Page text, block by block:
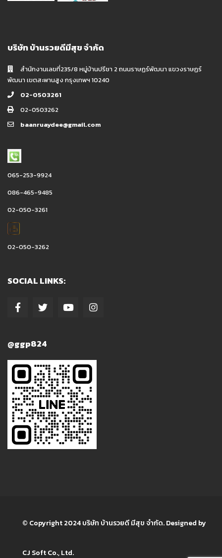
บริษัท บ้านรวยดีมีสุข จำกัด
สำนักงานเลขที่235/8 หมู่บ้านปรีชา 2 ถนนราษฏร์พัฒนา แขวงราษฏร์
พัฒนา เขตสะพานสูง กรุงเทพฯ 10240
02-0503261
02-0503262
baanruaydee@gmail.com
065-253-9924
086-465-9485
02-050-3261
02-050-3262
SOCIAL LINKS:
@ggp824
© Copyright 2024 บริษัท บ้านรวยดี มีสุข จำกัด. Designed by
CJ Soft Co., Ltd.